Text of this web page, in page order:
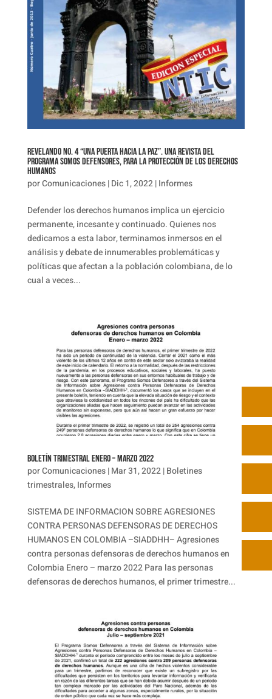
Revelando No. 4 “Una Puerta hacia la paz”. Una Revista del
Programa Somos Defensores, para la protección de los Derechos
Humanos
porComunicaciones|Dic 1, 2022|Informes
Defender los derechos humanos implica un ejercicio
permanente, incesante y continuado. Quienes nos
dedicamos a esta labor, terminamos inmersos en el
análisis y debate de innumerables problemáticas y
políticas que afectan a la población colombiana, de lo
cual a veces...
BOLETÍN TRIMESTRAL ENERO – MARZO 2022
porComunicaciones|Mar 31, 2022|Boletines
trimestrales,Informes
SISTEMA DE INFORMACION SOBRE AGRESIONES
CONTRA PERSONAS DEFENSORAS DE DERECHOS
HUMANOS EN COLOMBIA –SIADDHH– Agresiones
contra personas defensoras de derechos humanos en
Colombia Enero – marzo 2022 Para las personas
defensoras de derechos humanos, el primer trimestre...